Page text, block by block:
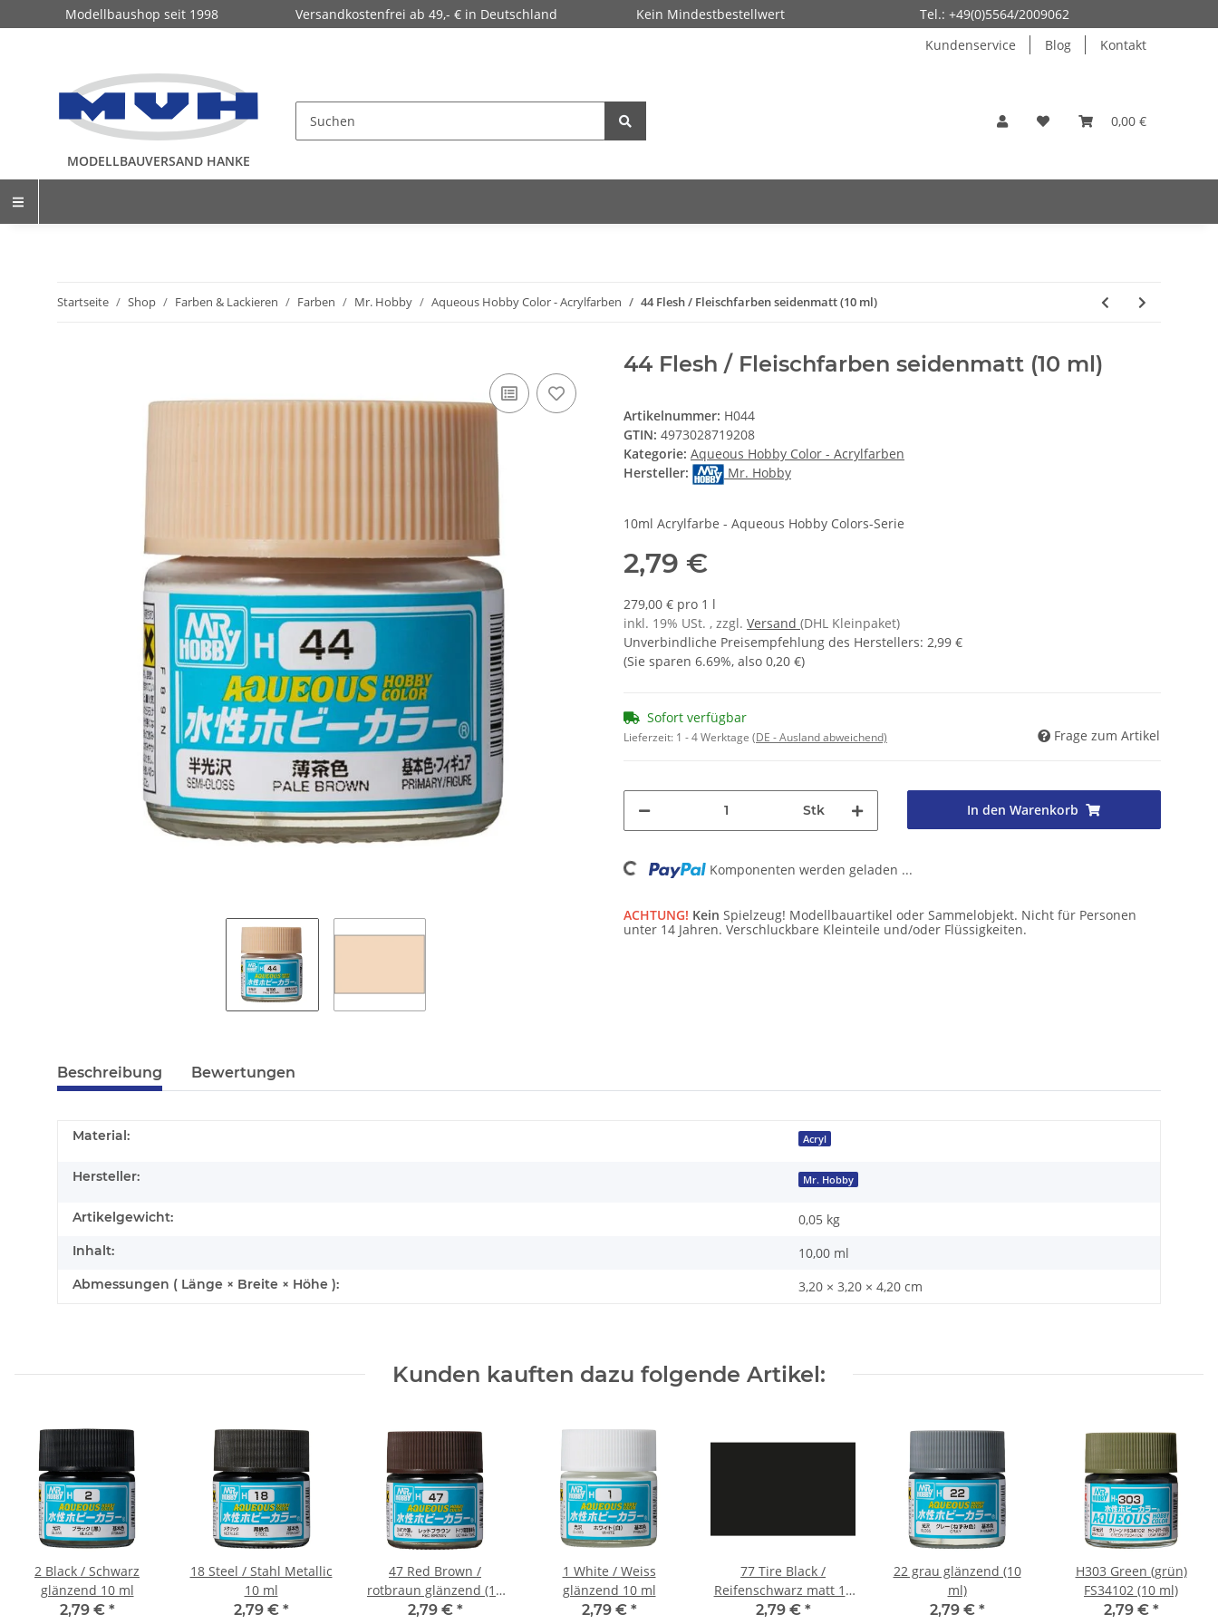
Modellbaushop seit 1998 Versandkostenfrei ab 49,- € in Deutschland Kein Mindestbestellwert
Tel.: +49(0)5564/2009062
Kundenservice
Blog Kontakt
MODELLBAUVERSAND HANKE
0,00 €
Startseite Shop Farben & Lackieren Farben Mr. Hobby Aqueous Hobby Color - Acrylfarben 44 Flesh / Fleischfarben seidenmatt (10 ml)
44 Flesh / Fleischfarben seidenmatt (10 ml)
Artikelnummer: H044
GTIN: 4973028719208
Kategorie: Aqueous Hobby Color - Acrylfarben
Hersteller:
Mr. Hobby
10ml Acrylfarbe - Aqueous Hobby Colors-Serie
2,79 €
279,00 € pro 1 l
inkl. 19% USt. , zzgl. Versand (DHL Kleinpaket)
Unverbindliche Preisempfehlung des Herstellers: 2,99 €
(Sie sparen 6.69%, also 0,20 €)
Sofort verfügbar
Lieferzeit: 1 - 4 Werktage (DE - Ausland abweichend) Frage zum Artikel
Stk In den Warenkorb
Loading... Komponenten werden geladen ...
ACHTUNG! Kein Spielzeug! Modellbauartikel oder Sammelobjekt. Nicht für Personen
unter 14 Jahren. Verschluckbare Kleinteile und/oder Flüssigkeiten.
Beschreibung Bewertungen
Material: Acryl
Hersteller: Mr. Hobby
Artikelgewicht: 0,05 kg
Inhalt: 10,00 ml
Abmessungen ( Länge × Breite × Höhe ): 3,20 × 3,20 × 4,20 cm
Kunden kauften dazu folgende Artikel:
2 Black / Schwarz
glänzend 10 ml
2,79 € *
18 Steel / Stahl Metallic
10 ml
2,79 € *
47 Red Brown /
rotbraun glänzend (10
ml)
2,79 € *
1 White / Weiss
glänzend 10 ml
2,79 € *
77 Tire Black /
Reifenschwarz matt 10
ml
2,79 € *
22 grau glänzend (10
ml)
2,79 € *
H303 Green (grün)
FS34102 (10 ml)
2,79 € *